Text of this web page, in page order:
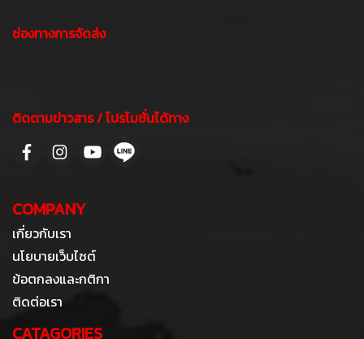
ช่องทางการจัดส่ง
ติดตามข่าวสาร / โปรโมชั่นได้ทาง
COMPANY
เกี่ยวกับเรา
นโยบายเว็บไซต์
ข้อตกลงและกติกา
ติดต่อเรา
CATAGORIES